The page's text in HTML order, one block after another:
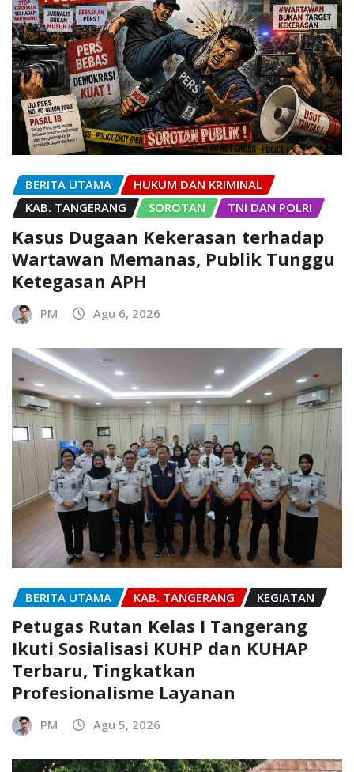
BERITA UTAMA
HUKUM DAN KRIMINAL
KAB. TANGERANG
SOROTAN TNI DAN POLRI
Kasus Dugaan Kekerasan terhadap
Wartawan Memanas, Publik Tunggu
Ketegasan APH
PM Agu 6, 2026
BERITA UTAMA KAB. TANGERANG KEGIATAN
Petugas Rutan Kelas I Tangerang
Ikuti Sosialisasi KUHP dan KUHAP
Terbaru, Tingkatkan
Profesionalisme Layanan
PM Agu 5, 2026